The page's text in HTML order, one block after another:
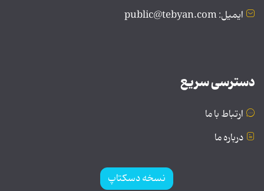
ایمیل: public@tebyan.com
دسترسی سریع
ارتباط با ما
درباره ما
نسخه دسکتاپ